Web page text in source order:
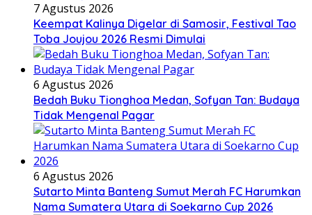
7 Agustus 2026
Keempat Kalinya Digelar di Samosir, Festival Tao
Toba Joujou 2026 Resmi Dimulai
6 Agustus 2026
Bedah Buku Tionghoa Medan, Sofyan Tan: Budaya
Tidak Mengenal Pagar
6 Agustus 2026
Sutarto Minta Banteng Sumut Merah FC Harumkan
Nama Sumatera Utara di Soekarno Cup 2026